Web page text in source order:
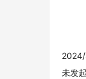
未发